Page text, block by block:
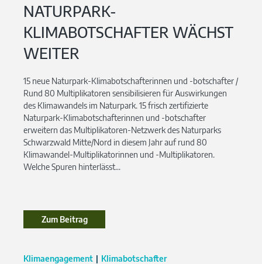
NATURPARK-
KLIMABOTSCHAFTER WÄCHST
WEITER
15 neue Naturpark-Klimabotschafterinnen und -botschafter /
Rund 80 Multiplikatoren sensibilisieren für Auswirkungen
des Klimawandels im Naturpark. 15 frisch zertifizierte
Naturpark-Klimabotschafterinnen und -botschafter
erweitern das Multiplikatoren-Netzwerk des Naturparks
Schwarzwald Mitte/Nord in diesem Jahr auf rund 80
Klimawandel-Multiplikatorinnen und -Multiplikatoren.
Welche Spuren hinterlässt...
Zum BeitragZum Beitrag
Klimaengagement Klimabotschafter